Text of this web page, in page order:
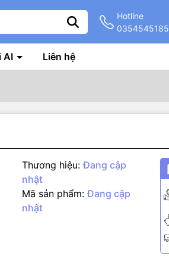
Hotline
0354545185
AI Liên hệ
Thương hiệu: Đang cập
nhật
Mã sản phẩm: Đang cập
nhật